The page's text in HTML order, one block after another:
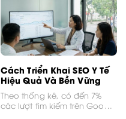
Cách Triển Khai SEO Y Tế
Hiệu Quả Và Bền Vững
Theo thống kê, có đến 7%
các lượt tìm kiếm trên Google